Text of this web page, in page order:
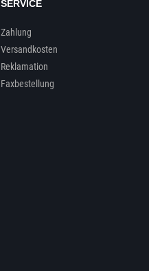
SERVICE
Zahlung
Versandkosten
Reklamation
Faxbestellung